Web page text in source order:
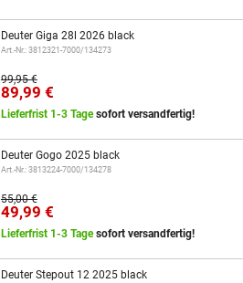
Deuter Giga 28l 2026 black
Art.-Nr.: 3812321-7000/134273
99,95 €
89,99 €
Lieferfrist 1-3 Tagesofort versandfertig!
Deuter Gogo 2025 black
Art.-Nr.: 3813224-7000/134278
55,00 €
49,99 €
Lieferfrist 1-3 Tagesofort versandfertig!
Deuter Stepout 12 2025 black